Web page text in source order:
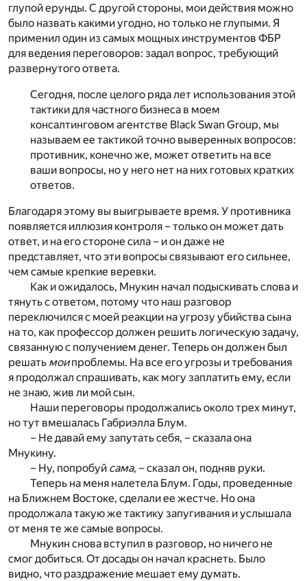
глупой ерунды. С другой стороны, мои действия можно
было назвать какими угодно, но только не глупыми. Я
применил один из самых мощных инструментов ФБР
для ведения переговоров: задал вопрос, требующий
развернутого ответа.
Сегодня, после целого ряда лет использования этой
тактики для частного бизнеса в моем
консалтинговом агентстве Black Swan Group, мы
называем ее тактикой точно выверенных вопросов:
противник, конечно же, может ответить на все
ваши вопросы, но у него нет на них готовых кратких
ответов.
Благодаря этому вы выигрываете время. У противника
появляется иллюзия контроля – только он может дать
ответ, и на его стороне сила – и он даже не
представляет, что эти вопросы связывают его сильнее,
чем самые крепкие веревки.
Как и ожидалось, Мнукин начал подыскивать слова и
тянуть с ответом, потому что наш разговор
переключился с моей реакции на угрозу убийства сына
на то, как профессор должен решить логическую задачу,
связанную с получением денег. Теперь он должен был
решать моипроблемы. На все его угрозы и требования
я продолжал спрашивать, как могу заплатить ему, если
не знаю, жив ли мой сын.
Наши переговоры продолжались около трех минут,
но тут вмешалась Габриэлла Блум.
– Не давай ему запутать себя, – сказала она
Мнукину.
– Ну, попробуй сама, – сказал он, подняв руки.
Теперь на меня налетела Блум. Годы, проведенные
на Ближнем Востоке, сделали ее жестче. Но она
продолжала такую же тактику запугивания и услышала
от меня те же самые вопросы.
Мнукин снова вступил в разговор, но ничего не
смог добиться. От досады он начал краснеть. Было
видно, что раздражение мешает ему думать.